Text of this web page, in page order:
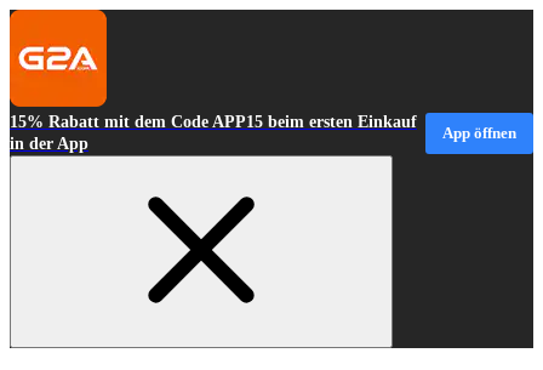
15% Rabatt mit dem Code APP15 beim ersten Einkauf
in der App
App öffnen